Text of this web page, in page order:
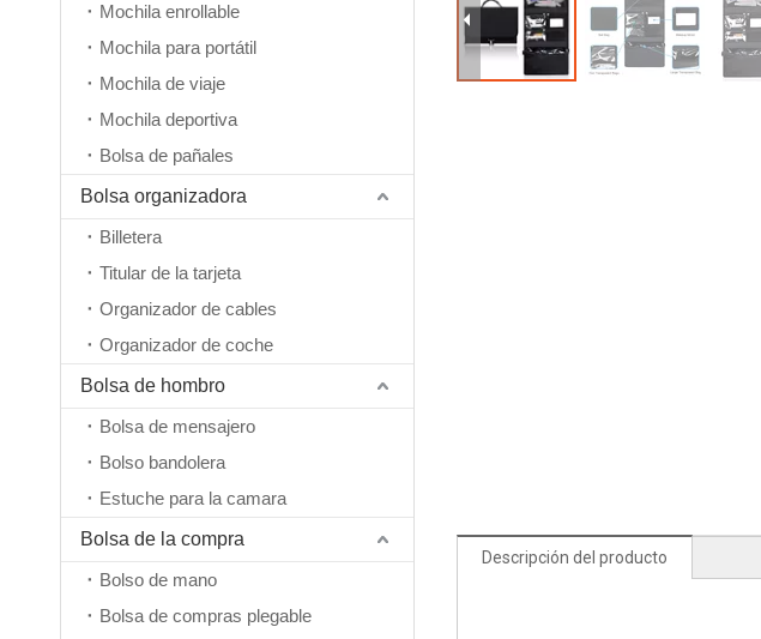
Mochila enrollable
Mochila para portátil
Mochila de viaje
Mochila deportiva
Bolsa de pañales
Bolsa organizadora
Billetera
Titular de la tarjeta
Organizador de cables
Organizador de coche
Bolsa de hombro
Bolsa de mensajero
Bolso bandolera
Estuche para la camara
Bolsa de la compra
Bolso de mano
Bolsa de compras plegable
Descripción del producto